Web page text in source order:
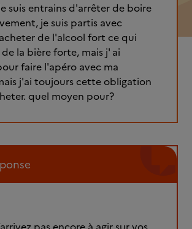
suis entrains d'arrêter de boire
je suis partis avec
de l'alcool fort ce qui
la bière forte, mais j' ai
faire l'apéro avec ma
j'ai toujours cette obligation
quel moyen pour?